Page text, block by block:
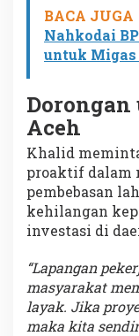
BACA JUGA
Nahkodai
untuk Migas
Aceh
Khalid
proaktif dalam
pembebasan
kehilangan
investasi di
“Lapangan
masyarakat
layak. Jika
maka kita